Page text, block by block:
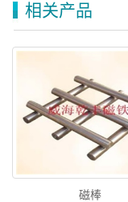
相关产品
磁棒